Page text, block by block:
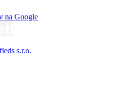
na Google
s.r.o.